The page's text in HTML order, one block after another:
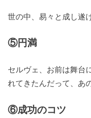
世の中、易々と成し遂
⑤円満
セルヴェ、お前は舞台
れてきたんだって、あ
⑥成功のコツ